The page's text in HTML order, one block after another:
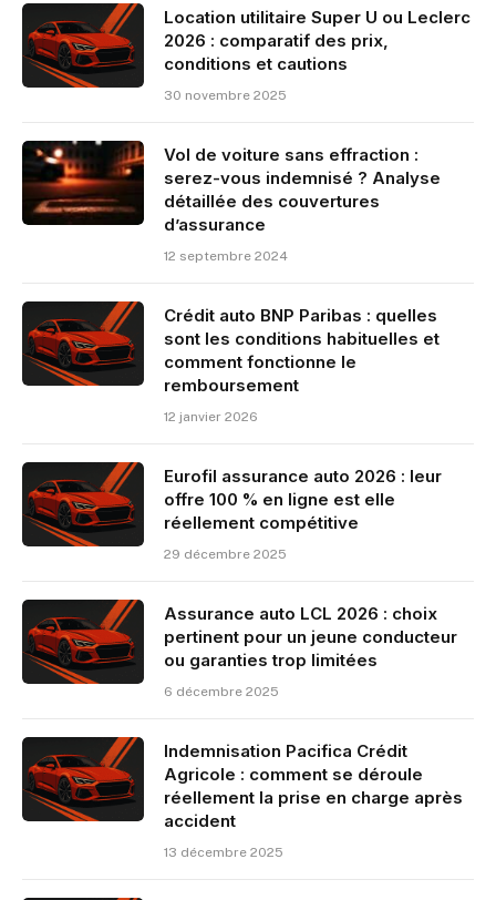
Location utilitaire Super U ou Leclerc
2026 : comparatif des prix,
conditions et cautions
30 novembre 2025
Vol de voiture sans effraction :
serez-vous indemnisé ? Analyse
détaillée des couvertures
d’assurance
12 septembre 2024
Crédit auto BNP Paribas : quelles
sont les conditions habituelles et
comment fonctionne le
remboursement
12 janvier 2026
Eurofil assurance auto 2026 : leur
offre 100 % en ligne est elle
réellement compétitive
29 décembre 2025
Assurance auto LCL 2026 : choix
pertinent pour un jeune conducteur
ou garanties trop limitées
6 décembre 2025
Indemnisation Pacifica Crédit
Agricole : comment se déroule
réellement la prise en charge après
accident
13 décembre 2025